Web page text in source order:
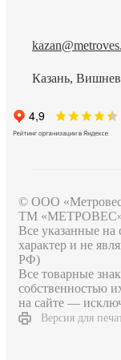
Казань,
© ООО
ТМ
Все указанные
характер и не
РФ)
Все товарные
собственностью
на сайте —
Версия для